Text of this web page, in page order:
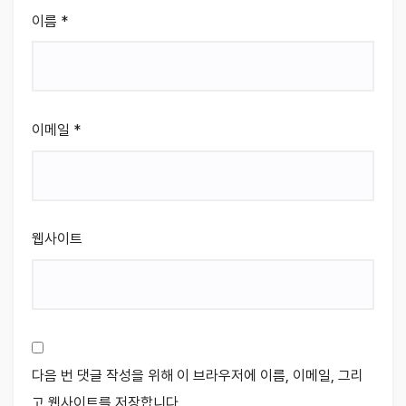
이름 *
이메일 *
웹사이트
다음 번 댓글 작성을 위해 이 브라우저에 이름, 이메일, 그리
고 웹사이트를 저장합니다.